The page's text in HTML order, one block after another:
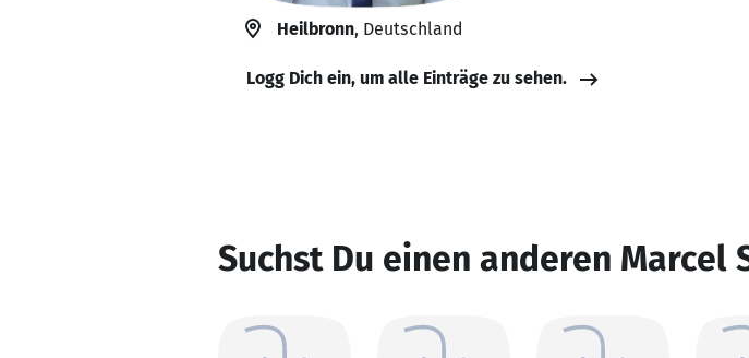
Heilbronn, Deutschland
Logg Dich ein, um alle Einträge zu sehen.
Suchst Du einen anderen Marcel